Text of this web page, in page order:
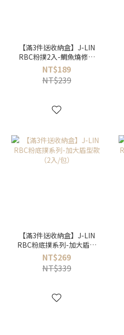
【滿3件送收納盒】J-LIN
RBC粉撲2入-鯛魚燒修飾
薄款 BG557
NT$189
NT$239
【滿3件送收納盒】J-LIN
RBC粉底撲系列-加大盾型
款（2入/包）
NT$269
NT$339